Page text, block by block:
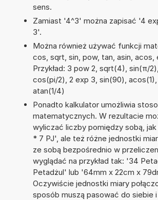
sens.
Zamiast '4^3' można zapisać '4
3'.
Można również używać funkcji
cos, sqrt, sin, pow, tan, asin, acos,
Przykład: 3 pow 2, sqrt(4), sin(π/2),
cos(pi/2), 2 exp 3, sin(90),
atan(1/4)
Ponadto kalkulator umożliwia
matematycznych. W rezultacie
wyliczać liczby pomiędzy sobą, jak
* 7 PJ', ale też różne jednostki
ze sobą bezpośrednio w
wyglądać na przykład tak: '34
Petadżul' lub '64mm x 22cm x
Oczywiście jednostki miary
sposób muszą pasować do siebie